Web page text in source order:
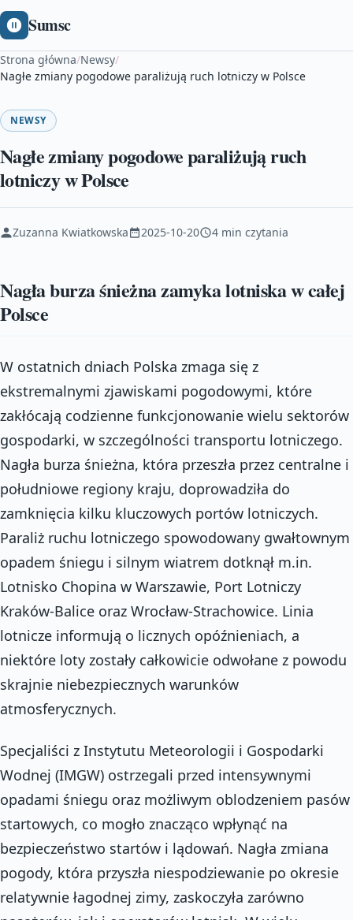
Sumsc
Strona główna/Newsy/
Nagłe zmiany pogodowe paraliżują ruch lotniczy w Polsce
NEWSY
Nagłe zmiany pogodowe paraliżują ruch
lotniczy w Polsce
Zuzanna Kwiatkowska 2025-10-20 4 min czytania
Nagła burza śnieżna zamyka lotniska w całej
Polsce
W ostatnich dniach Polska zmaga się z
ekstremalnymi zjawiskami pogodowymi, które
zakłócają codzienne funkcjonowanie wielu sektorów
gospodarki, w szczególności transportu lotniczego.
Nagła burza śnieżna, która przeszła przez centralne i
południowe regiony kraju, doprowadziła do
zamknięcia kilku kluczowych portów lotniczych.
Paraliż ruchu lotniczego spowodowany gwałtownym
opadem śniegu i silnym wiatrem dotknął m.in.
Lotnisko Chopina w Warszawie, Port Lotniczy
Kraków-Balice oraz Wrocław-Strachowice. Linia
lotnicze informują o licznych opóźnieniach, a
niektóre loty zostały całkowicie odwołane z powodu
skrajnie niebezpiecznych warunków
atmosferycznych.
Specjaliści z Instytutu Meteorologii i Gospodarki
Wodnej (IMGW) ostrzegali przed intensywnymi
opadami śniegu oraz możliwym oblodzeniem pasów
startowych, co mogło znacząco wpłynąć na
bezpieczeństwo startów i lądowań. Nagła zmiana
pogody, która przyszła niespodziewanie po okresie
relatywnie łagodnej zimy, zaskoczyła zarówno